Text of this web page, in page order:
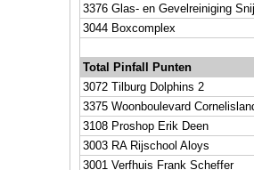
3376 Glas- en Gevelreiniging
3044 Boxcomplex
Total Pinfall Punten
3072 Tilburg Dolphins 2
3375 Woonboulevard
3108 Proshop Erik Deen
3003 RA Rijschool Aloys
3001 Verfhuis Frank Scheffer